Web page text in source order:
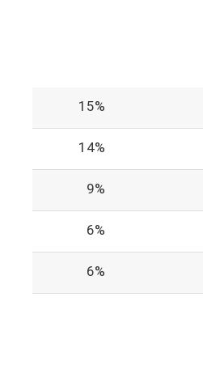
15%
14%
9%
6%
6%